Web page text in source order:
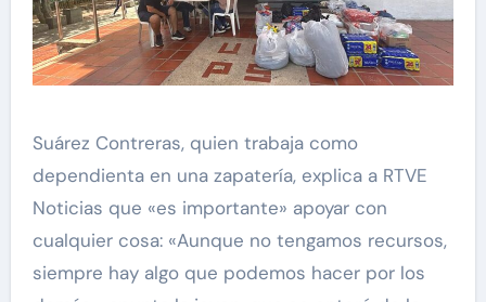
Suárez Contreras, quien trabaja como
dependienta en una zapatería, explica a RTVE
Noticias que «es importante» apoyar con
cualquier cosa: «Aunque no tengamos recursos,
siempre hay algo que podemos hacer por los